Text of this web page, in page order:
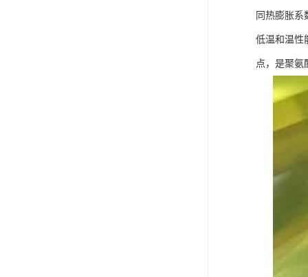
同热膨胀
低温和温性
点，是聚氨